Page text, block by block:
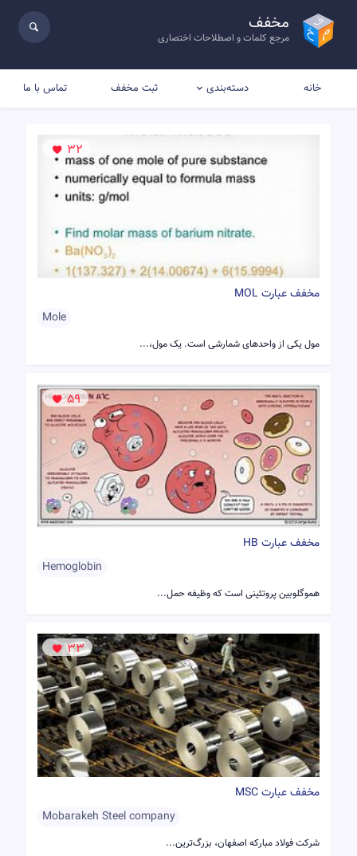
مخفف
مرجع کلمات و اصطلاحات اختصاری
خانه دسته‌بندی ثبت مخفف تماس با ما
32
مخفف عبارت MOL
Mole
مول یکی از واحدهای شمارشی است. یک مول،...
59
مخفف عبارت HB
Hemoglobin
هموگلوبین پروتئینی است که وظیفه حمل...
33
مخفف عبارت MSC
Mobarakeh Steel company
شرکت فولاد مبارکه اصفهان، بزرگ‌ترین...